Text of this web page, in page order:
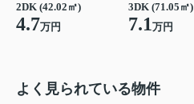
2DK (42.02㎡)
4.7万円
3DK (71.05㎡)
7.1万円
よく見られている物件